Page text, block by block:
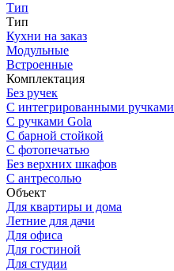
Тип
Тип
Кухни на заказ
Модульные
Встроенные
Комплектация
Без ручек
С интегрированными ручками
С ручками Gola
С барной стойкой
С фотопечатью
Без верхних шкафов
С антресолью
Объект
Для квартиры и дома
Летние для дачи
Для офиса
Для гостиной
Для студии